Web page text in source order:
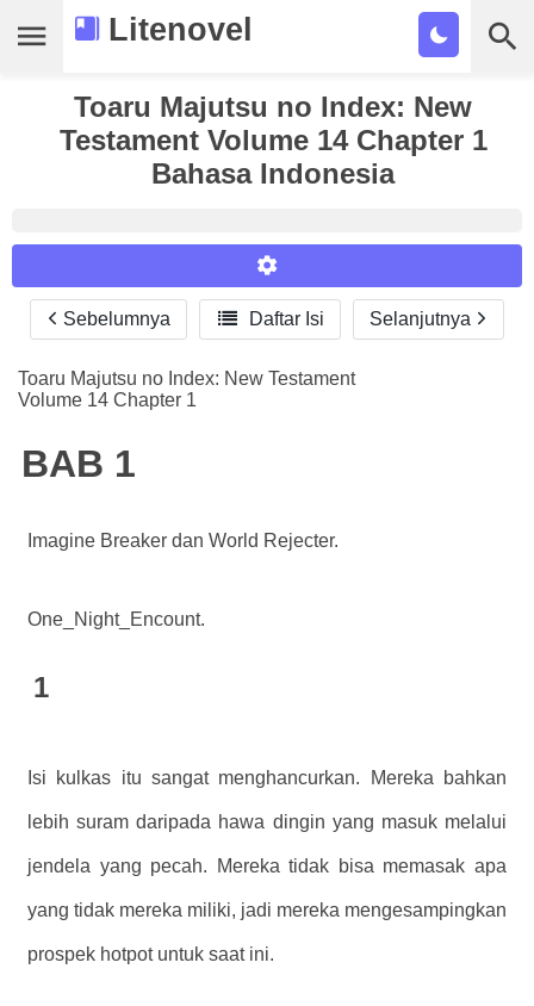
Litenovel
Daftar Novel
Tamat
Bookmark
Toaru Majutsu no Index: New
Testament Volume 14 Chapter 1
Bahasa Indonesia
Reader Settings
Font :
Titillium Web
Arial
Size :
Sebelumnya  Daftar Isi Selanjutnya
Toaru Majutsu no Index: New Testament
Volume 14 Chapter 1
BAB 1
Imagine Breaker dan World Rejecter.
One_Night_Encount.
1
Isi kulkas itu sangat menghancurkan. Mereka bahkan
lebih suram daripada hawa dingin yang masuk melalui
jendela yang pecah. Mereka tidak bisa memasak apa
yang tidak mereka miliki, jadi mereka mengesampingkan
prospek hotpot untuk saat ini.